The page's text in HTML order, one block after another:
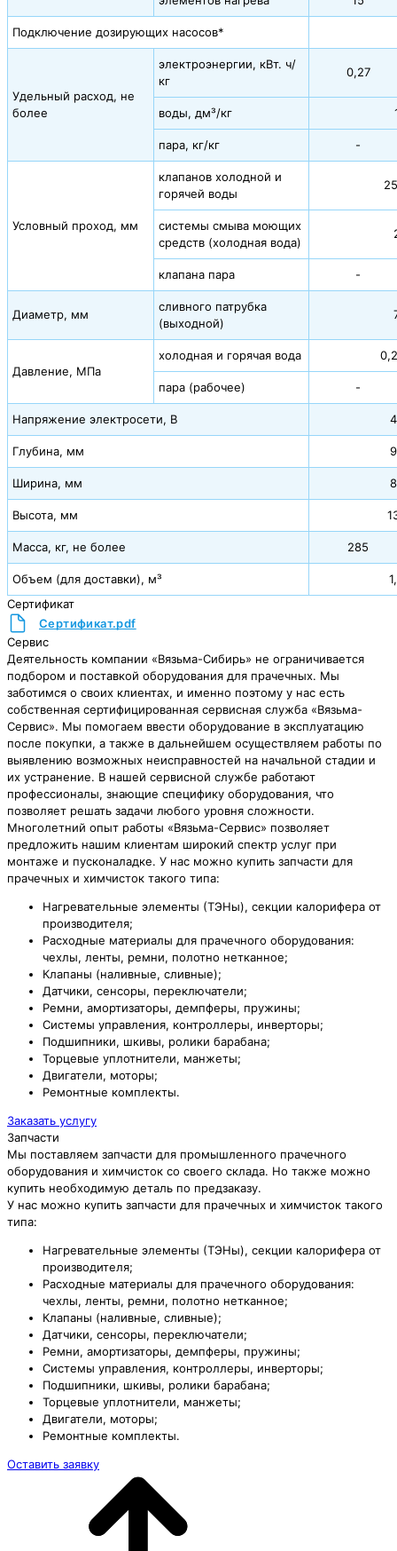
Подключение дозирующих насосов*
Удельный расход, не
более
электроэнергии, кВт. ч/
кг
0,27
воды, дм³/кг
пара, кг/кг -
Условный проход, мм
клапанов холодной и
горячей воды
системы смыва моющих
средств (холодная вода)
клапана пара -
Диаметр, мм
сливного патрубка
(выходной)
Давление, МПа
холодная и горячая вода
пара (рабочее) -
Напряжение электросети, В
Глубина, мм
Ширина, мм
Высота, мм
Масса, кг, не более 285
Объем (для доставки), м³
Сертификат
Сертификат.pdf
Сервис
Деятельность компании «Вязьма-Сибирь» не ограничивается
подбором и поставкой оборудования для прачечных. Мы
заботимся о своих клиентах, и именно поэтому у нас есть
собственная сертифицированная сервисная служба «Вязьма-
Сервис». Мы помогаем ввести оборудование в эксплуатацию
после покупки, а также в дальнейшем осуществляем работы по
выявлению возможных неисправностей на начальной стадии и
их устранение. В нашей сервисной службе работают
профессионалы, знающие специфику оборудования, что
позволяет решать задачи любого уровня сложности.
Многолетний опыт работы «Вязьма-Сервис» позволяет
предложить нашим клиентам широкий спектр услуг при
монтаже и пусконаладке. У нас можно купить запчасти для
прачечных и химчисток такого типа:
Нагревательные элементы (ТЭНы), секции калорифера от
производителя;
Расходные материалы для прачечного оборудования:
чехлы, ленты, ремни, полотно нетканное;
Клапаны (наливные, сливные);
Датчики, сенсоры, переключатели;
Ремни, амортизаторы, демпферы, пружины;
Системы управления, контроллеры, инверторы;
Подшипники, шкивы, ролики барабана;
Торцевые уплотнители, манжеты;
Двигатели, моторы;
Ремонтные комплекты.
Заказать услугу
Запчасти
Мы поставляем запчасти для промышленного прачечного
оборудования и химчисток со своего склада. Но также можно
купить необходимую деталь по предзаказу.
У нас можно купить запчасти для прачечных и химчисток такого
типа:
Нагревательные элементы (ТЭНы), секции калорифера от
производителя;
Расходные материалы для прачечного оборудования:
чехлы, ленты, ремни, полотно нетканное;
Клапаны (наливные, сливные);
Датчики, сенсоры, переключатели;
Ремни, амортизаторы, демпферы, пружины;
Системы управления, контроллеры, инверторы;
Подшипники, шкивы, ролики барабана;
Торцевые уплотнители, манжеты;
Двигатели, моторы;
Ремонтные комплекты.
Оставить заявку